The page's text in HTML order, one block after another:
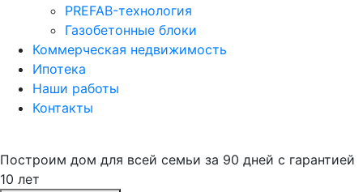
PREFAB-технология
Газобетонные блоки
Коммерческая недвижимость
Ипотека
Наши работы
Контакты
Построим дом для всей семьи за 90 дней с гарантией
10 лет